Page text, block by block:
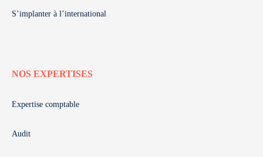
S’implanter à l’international
NOS EXPERTISES
Expertise comptable
Audit